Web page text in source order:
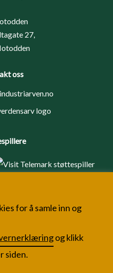
27,
oss
for å samle inn og
og klikk
siden.